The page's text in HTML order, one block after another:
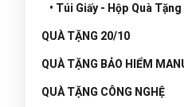
• Túi Giấy - Hộp Quà Tặng
QUÀ TẶNG 20/10
QUÀ TẶNG BẢO HIỂM
QUÀ TẶNG CÔNG NGHỆ